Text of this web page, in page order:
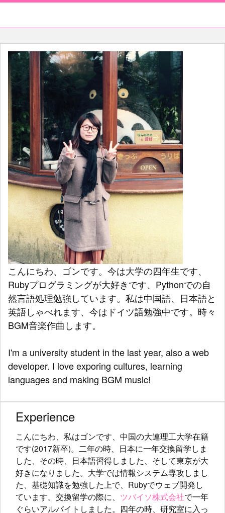
こんにちわ、ゴンです。今は大学の四年生です、
Rubyプログラミングが大好きです、Pythonでの自
然言語処理勉強しています。私は中国語、日本語と
英語しゃべれます、今はドイツ語勉強中です。時々
BGM音楽作曲します。
I'm a university student in the last year, also a web
developer. I love exporing cultures, learning
languages and making BGM music!
Experience
こんにちわ、私はゴンです、中国の大連理工大学在籍
です(2017新卒)。二年の時、日本に一年交換留学しま
した、その時、日本語習得しました、そして東京が大
好きになりました。大学では情報システム専攻しまし
た、基礎知識を勉強した上で、Rubyでウェブ開発し
ています。交換留学の際に、 ツバイソ株式会社で一年
ぐらいアルバイトしました。四年の時、研究室に入っ